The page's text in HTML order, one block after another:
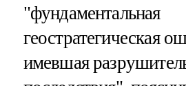
"фундаментальная
геостратегическая
имевшая